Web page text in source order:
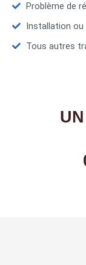
Problème de
Installation
Tous autres